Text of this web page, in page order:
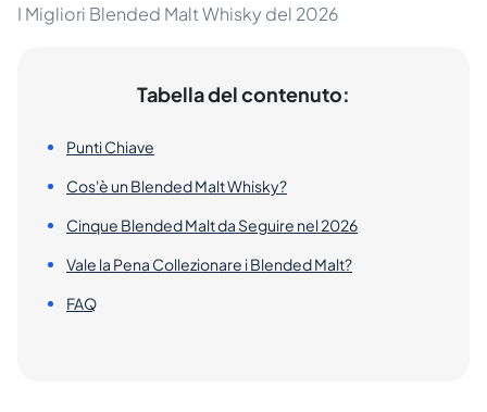
I Migliori Blended Malt Whisky del 2026
Tabella del contenuto:
Punti Chiave
Cos'è un Blended Malt Whisky?
Cinque Blended Malt da Seguire nel 2026
Vale la Pena Collezionare i Blended Malt?
FAQ